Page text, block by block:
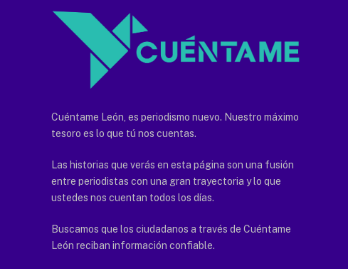
Cuéntame León, es periodismo nuevo. Nuestro máximo
tesoro es lo que tú nos cuentas.
Las historias que verás en esta página son una fusión
entre periodistas con una gran trayectoria y lo que
ustedes nos cuentan todos los días.
Buscamos que los ciudadanos a través de Cuéntame
León reciban información confiable.